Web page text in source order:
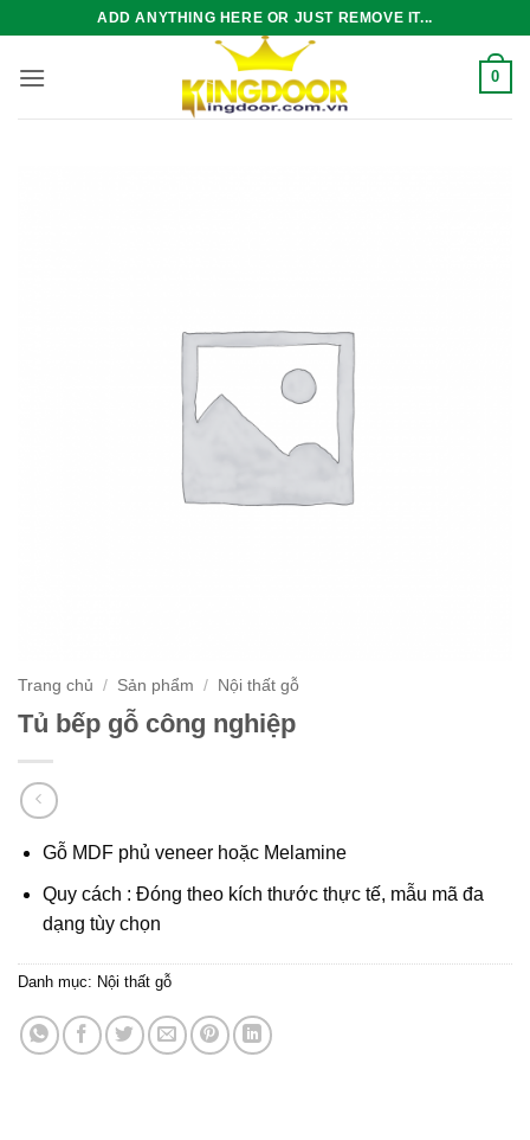
nội
ADD ANYTHING HERE OR JUST REMOVE IT...
0
Trang chủ / Sản phẩm / Nội thất gỗ
Tủ bếp gỗ công nghiệp
Gỗ MDF phủ veneer hoặc Melamine
Quy cách : Đóng theo kích thước thực tế, mẫu mã đa
dạng tùy chọn
Danh mục: Nội thất gỗ